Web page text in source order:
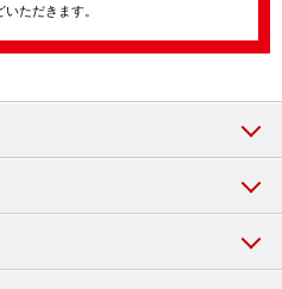
ただきます。